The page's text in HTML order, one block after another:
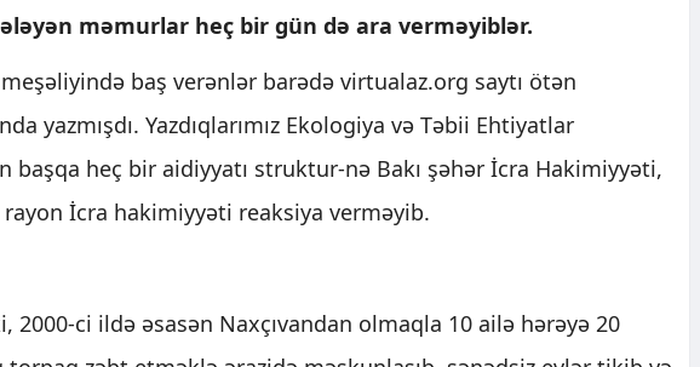
məmurlar heç bir gün də ara verməyiblər.
baş verənlər barədə virtualaz.org saytı ötən
yazmışdı. Yazdıqlarımız Ekologiya və Təbii Ehtiyatlar
başqa heç bir aidiyyatı struktur-nə Bakı şəhər İcra Hakimiyyəti,
rayon İcra hakimiyyəti reaksiya verməyib.
2000-ci ildə əsasən Naxçıvandan olmaqla 10 ailə hərəyə 20